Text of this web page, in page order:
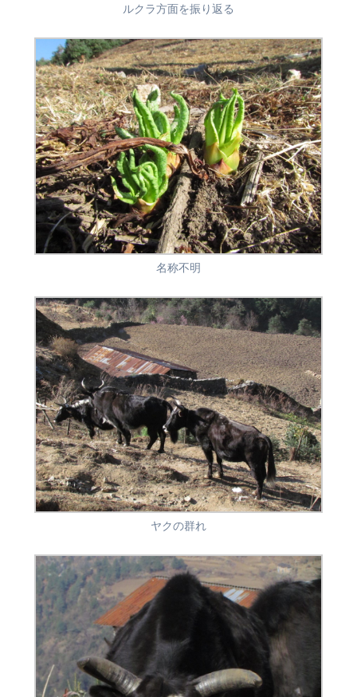
ルクラ方面を振り返る
名称不明
ヤクの群れ